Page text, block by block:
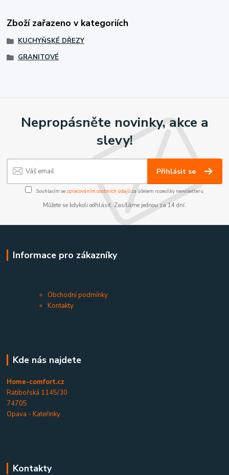
Zboží zařazeno v kategoriích
KUCHYŇSKÉ DŘEZY
GRANITOVÉ
Nepropásněte novinky, akce a
slevy!
Přihlásit se
Souhlasím se zpracováním osobních údajůza účelem rozesílky newsletteru.
Můžete se kdykoli odhlásit. Zasíláme jednou za 14 dní.
Informace pro zákazníky
Obchodní podmínky
Kontakty
Kde nás najdete
Home-comfort.cz
Ratibořská 1145/30
74705
Opava - Kateřinky
Kontakty